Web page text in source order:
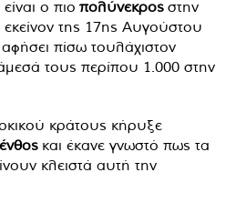
ο πιο πολύνεκρος στην
της 17ης Αυγούστου
πίσω τουλάχιστον
τους περίπου 1.000 στην
κράτους κήρυξε
και έκανε γνωστό πως τα
κλειστά αυτή την